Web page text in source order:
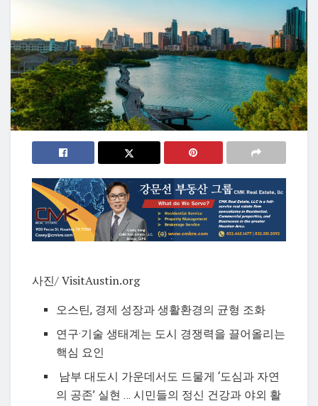
사진/ VisitAustin.org
오스틴, 경제 성장과 생활환경의 균형 조화
연구·기술 생태계는 도시 경쟁력을 끌어올리는
핵심 요인
남부 대도시 가운데서도 드물게 ‘도심과 자연
의 공존’ 실현 … 시민들의 정신 건강과 야외 활